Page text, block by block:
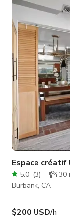
de photos.
impasse. Le
pour des
espagnol vintage
Espace créatif
5.0 (3) 30
Burbank, CA
$200 USD/h